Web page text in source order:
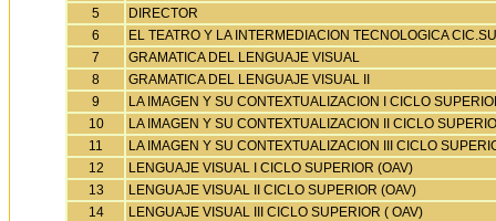
5
DIRECTOR
6
EL TEATRO Y LA INTERMEDIACION TECNOLOGICA
7
GRAMATICA DEL LENGUAJE VISUAL
8
GRAMATICA DEL LENGUAJE VISUAL II
9
LA IMAGEN Y SU CONTEXTUALIZACION I CICLO
10
LA IMAGEN Y SU CONTEXTUALIZACION II CICLO
11
LA IMAGEN Y SU CONTEXTUALIZACION III CICLO
12
LENGUAJE VISUAL I CICLO SUPERIOR (OAV)
13
LENGUAJE VISUAL II CICLO SUPERIOR (OAV)
14
LENGUAJE VISUAL III CICLO SUPERIOR ( OAV)